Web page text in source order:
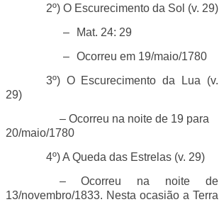
2º) O Escurecimento da Sol (v. 29)
–
Mat. 24: 29
–
Ocorreu em 19/maio/1780
3º) O Escurecimento da Lua (v.
29)
– Ocorreu na noite de 19 para
20/maio/1780
4º) A Queda das Estrelas (v. 29)
– Ocorreu na noite de
13/novembro/1833. Nesta ocasião a Terra